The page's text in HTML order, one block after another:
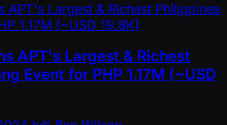
APT's Largest & Richest
Event for PHP 1.17M (~USD